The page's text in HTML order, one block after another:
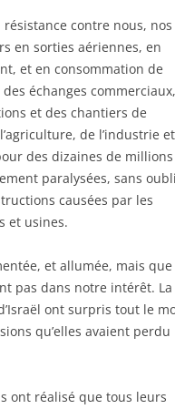
contre nous, nos
en sorties aériennes, en
et en consommation de
des échanges
et des chantiers de
de l’industrie
des dizaines de
paralysées, sans
causées par les
et usines.
et allumée, mais que
pas dans notre intérêt. La
ont surpris tout le
qu’elles avaient
ont réalisé que tous leurs